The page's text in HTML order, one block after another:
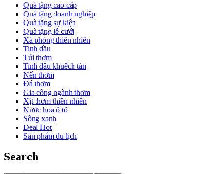
Quà tặng cao cấp
Quà tặng doanh nghiệp
Quà tặng sự kiện
Quà tặng lễ cưới
Xà phòng thiên nhiên
Tinh dầu
Túi thơm
Tinh dầu khuếch tán
Nến thơm
Đá thơm
Gia công ngành thơm
Xịt thơm thiên nhiên
Nước hoa ô tô
Sống xanh
Deal Hot
Sản phẩm du lịch
Search